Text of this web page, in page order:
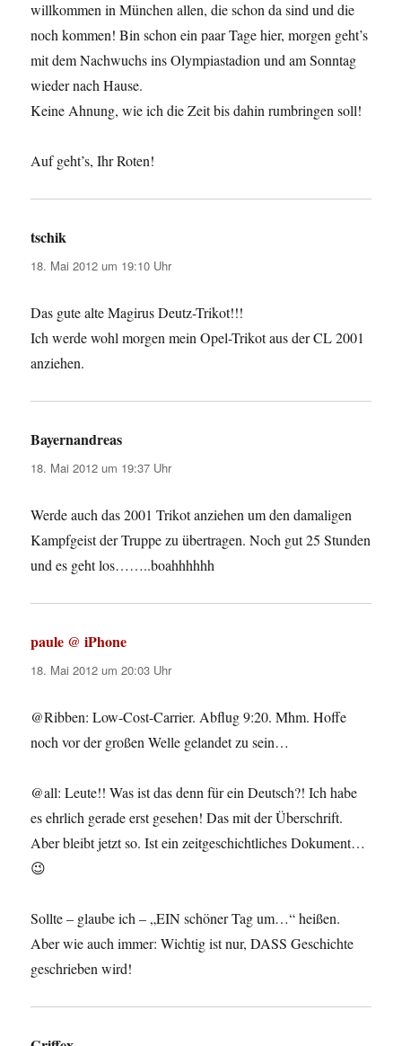
willkommen in München allen, die schon da sind und die
noch kommen! Bin schon ein paar Tage hier, morgen geht’s
mit dem Nachwuchs ins Olympiastadion und am Sonntag
wieder nach Hause.
Keine Ahnung, wie ich die Zeit bis dahin rumbringen soll!
Auf geht’s, Ihr Roten!
tschik
18. Mai 2012 um 19:10 Uhr
Das gute alte Magirus Deutz-Trikot!!!
Ich werde wohl morgen mein Opel-Trikot aus der CL 2001
anziehen.
Bayernandreas
18. Mai 2012 um 19:37 Uhr
Werde auch das 2001 Trikot anziehen um den damaligen
Kampfgeist der Truppe zu übertragen. Noch gut 25 Stunden
und es geht los……..boahhhhhh
paule @ iPhone
18. Mai 2012 um 20:03 Uhr
@Ribben: Low-Cost-Carrier. Abflug 9:20. Mhm. Hoffe
noch vor der großen Welle gelandet zu sein…
@all: Leute!! Was ist das denn für ein Deutsch?! Ich habe
es ehrlich gerade erst gesehen! Das mit der Überschrift.
Aber bleibt jetzt so. Ist ein zeitgeschichtliches Dokument…
😉
Sollte – glaube ich – „EIN schöner Tag um…“ heißen.
Aber wie auch immer: Wichtig ist nur, DASS Geschichte
geschrieben wird!